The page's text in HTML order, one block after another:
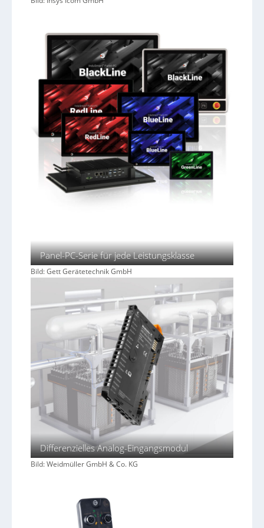
Panel-PC-Serie für jede Leistungsklasse
Bild: Gett Gerätetechnik GmbH
Differenzielles Analog-Eingangsmodul
Bild: Weidmüller GmbH & Co. KG